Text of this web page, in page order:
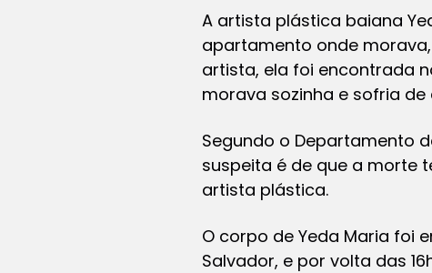
A artista plástica baiana
apartamento onde
artista, ela foi encontrada
morava sozinha e sofria
Segundo o Departamento
suspeita é de que a morte
artista plástica.
O corpo de Yeda Maria foi
Salvador, e por volta das